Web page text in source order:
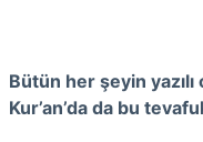
Bütün her şeyin
Kur’an’da da bu